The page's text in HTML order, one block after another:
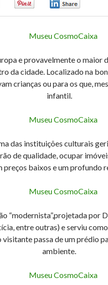
e provavelmente o
da cidade. Localizado na
crianças ou para os que,
infantil.
das instituições culturais
de qualidade, ocupar
baixos e um profundo
“modernista”,projetada por
entre outras) e serviu
passa de um prédio
ambiente.